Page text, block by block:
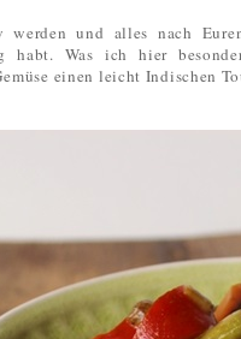
und alles nach
habt. Was ich hier
einen leicht Indischen